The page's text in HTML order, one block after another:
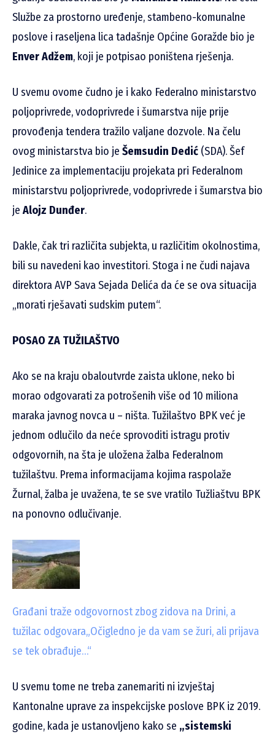
Službe za prostorno uređenje, stambeno-komunalne
poslove i raseljena licatadašnje Općine Goražde bio je
Enver Adžem, koji je potpisao poništena rješenja.
U svemu ovome čudno je i kako Federalno ministarstvo
poljoprivrede, vodoprivrede i šumarstva nije prije
provođenja tendera tražilo valjane dozvole. Na čelu
ovog ministarstva bio je Šemsudin Dedić (SDA). Šef
Jedinice za implementaciju projekata pri Federalnom
ministarstvu poljoprivrede, vodoprivrede i šumarstva bio
je Alojz Dunđer.
Dakle, čak tri različita subjekta, u različitim okolnostima,
bili su navedeni kao investitori. Stoga i ne čudi najava
direktora AVP Sava Sejada Delića da će se ova situacija
„morati rješavati sudskim putem“.
POSAO ZA TUŽILAŠTVO
Ako se na kraju obaloutvrde zaista uklone, neko bi
morao odgovarati za potrošenih više od 10 miliona
maraka javnog novca u – ništa. Tužilaštvo BPK već je
jednom odlučilo da neće sprovoditi istragu protiv
odgovornih, na šta je uložena žalba Federalnom
tužilaštvu. Prema informacijama kojima raspolaže
Žurnal, žalba je uvažena, te se sve vratilo Tužliaštvu BPK
na ponovno odlučivanje.
Građani traže odgovornost zbog zidova na Drini, a
tužilac odgovara„Očigledno je da vam se žuri, ali prijava
se tek obrađuje…“
U svemu tome ne treba zanemariti ni izvještaj
Kantonalne uprave za inspekcijske poslove BPK iz 2019.
godine, kada je ustanovljeno kako se „sistemski